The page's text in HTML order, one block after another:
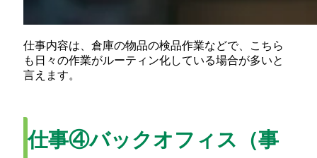
仕事内容は、倉庫の物品の検品作業などで、こちら
も日々の作業がルーティン化している場合が多いと
言えます。
仕事④バックオフィス（事